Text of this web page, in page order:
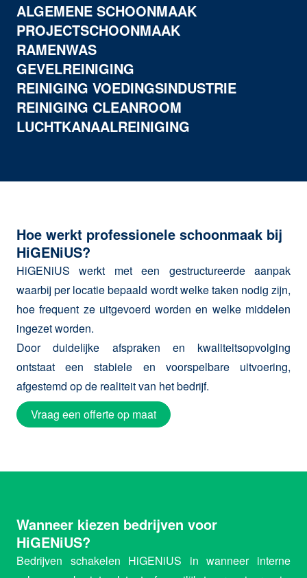
ALGEMENE SCHOONMAAK
PROJECTSCHOONMAAK
RAMENWAS
GEVELREINIGING
REINIGING VOEDINGSINDUSTRIE
REINIGING CLEANROOM
LUCHTKANAALREINIGING
Hoe werkt professionele schoonmaak bij
HiGENiUS?
HiGENiUS werkt met een gestructureerde aanpak
waarbij per locatie bepaald wordt welke taken nodig zijn,
hoe frequent ze uitgevoerd worden en welke middelen
ingezet worden.
Door duidelijke afspraken en kwaliteitsopvolging
ontstaat een stabiele en voorspelbare uitvoering,
afgestemd op de realiteit van het bedrijf.
Vraag een offerte op maat
Wanneer kiezen bedrijven voor
HiGENiUS?
Bedrijven schakelen HiGENiUS in wanneer interne